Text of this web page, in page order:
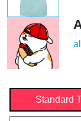
Standard